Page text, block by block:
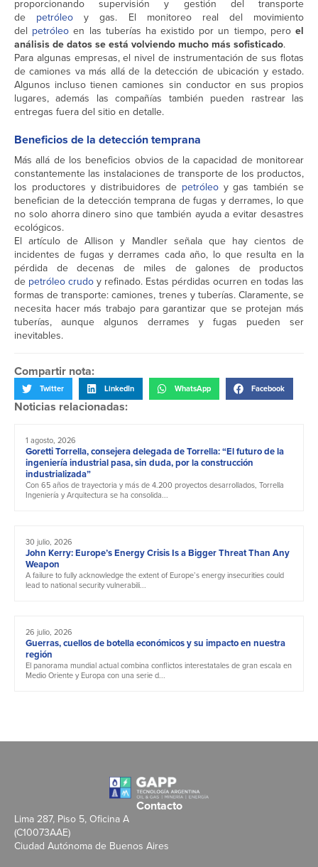
proporcionando supervisión y gestión del transporte
de petróleo y gas. El monitoreo real del movimiento
del petróleo en las tuberías ha existido por un tiempo, peroel
análisis de datos se está volviendo mucho más sofisticado.
Para algunas empresas, el nivel de instrumentación de sus flotas
de camiones va más allá de la detección de ubicación y estado.
Algunos incluso tienen camiones sin conductor en sus propios
lugares, además las compañías también pueden rastrear las
entregas fuera del sitio en detalle.
Beneficios de la detección temprana
Más allá de los beneficios obvios de la capacidad de monitorear
constantemente las instalaciones de transporte de los productos,
los productores y distribuidores de petróleoy gas también se
benefician de la detección temprana de fugas y derrames, lo que
no solo ahorra dinero sino que también ayuda a evitar desastres
ecológicos.
El artículo de Allison y Mandler señala que hay cientos de
incidentes de fugas y derrames cada año, lo que resulta en la
pérdida de decenas de miles de galones de productos
de petróleo crudo y refinado. Estas pérdidas ocurren en todas las
formas de transporte: camiones, trenes y tuberías. Claramente, se
necesita hacer más trabajo para garantizar que se protejan más
tuberías, aunque algunos derrames y fugas pueden ser
inevitables.
Compartir nota:
Twitter LinkedIn WhatsApp Facebook
Noticias relacionadas:
1 agosto, 2026
Goretti Torrella, consejera delegada de Torrella: “El futuro de la
ingeniería industrial pasa, sin duda, por la construcción
industrializada”
Con 65 años de trayectoria y más de 4.200 proyectos desarrollados, Torrella
Ingeniería y Arquitectura se ha consolida...
30 julio, 2026
John Kerry: Europe’s Energy Crisis Is a Bigger Threat Than Any
Weapon
A failure to fully acknowledge the extent of Europe’s energy insecurities could
lead to national security vulnerabili...
26 julio, 2026
Guerras, cuellos de botella económicos y su impacto en nuestra
región
El panorama mundial actual combina conflictos interestatales de gran escala en
Medio Oriente y Europa con una serie d...
Contacto
Lima 287, Piso 5, Oficina A
(C10073AAE)
Ciudad Autónoma de Buenos Aires